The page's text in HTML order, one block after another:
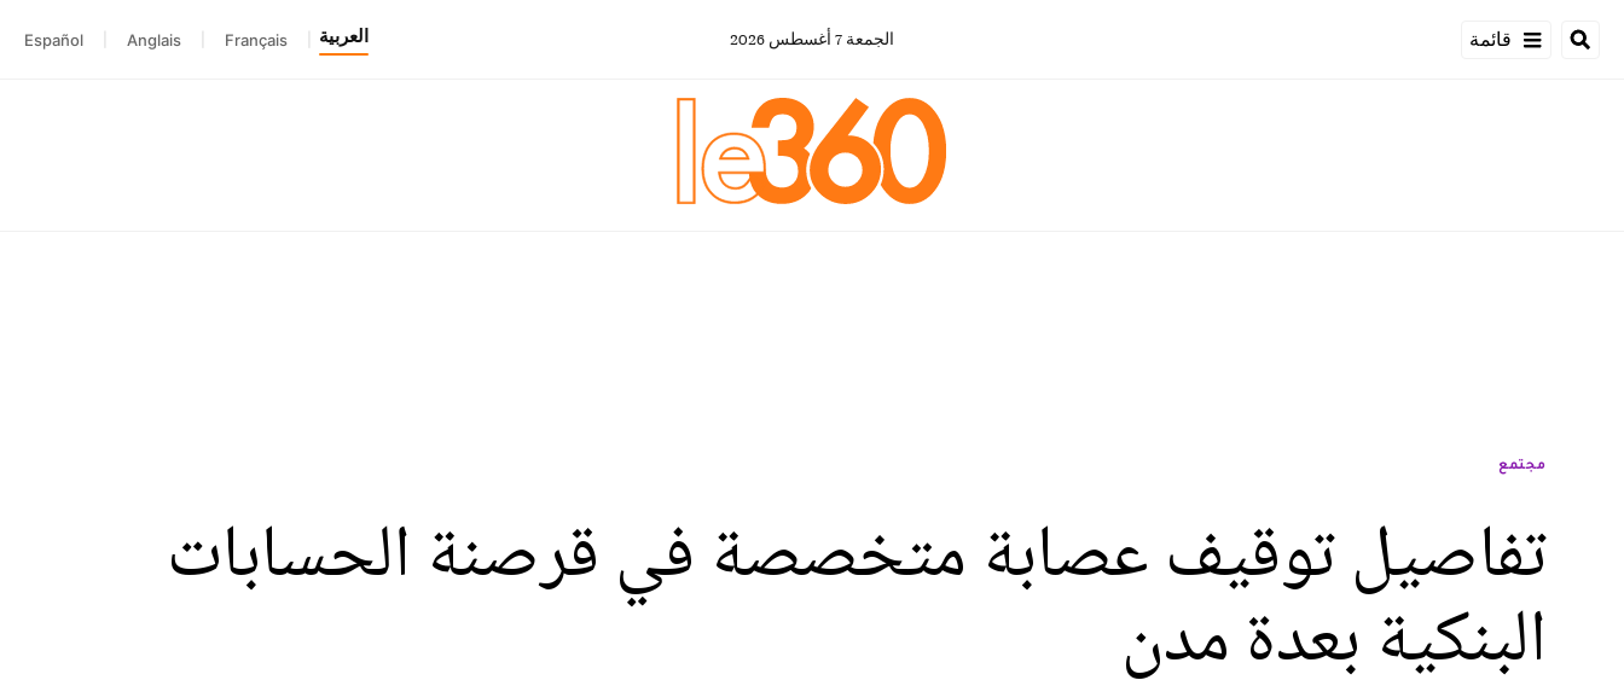
قائمة الجمعة 7 أغسطس 2026 العربية Français
Anglais
Español
مجتمع
تفاصيل توقيف عصابة متخصصة في قرصنة الحسابات
البنكية بعدة مدن